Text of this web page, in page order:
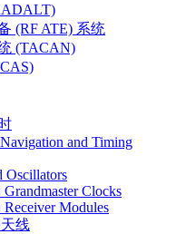
(RF ATE) 系统
(TACAN)
and Timing
Oscillators
Clocks
Modules
线